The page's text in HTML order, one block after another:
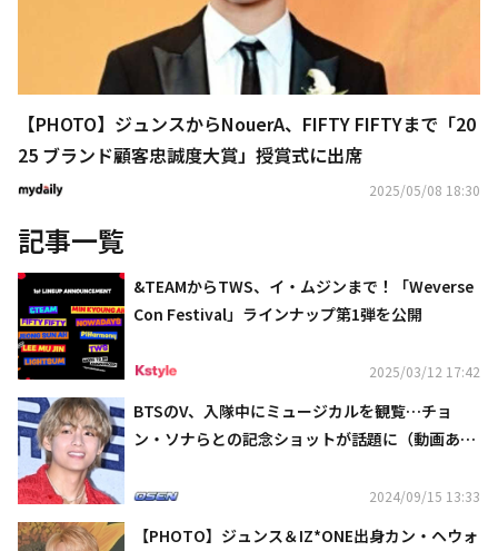
【PHOTO】ジュンスからNouerA、FIFTY FIFTYまで「20
25 ブランド顧客忠誠度大賞」授賞式に出席
2025/05/08 18:30
記事一覧
&TEAMからTWS、イ・ムジンまで！「Weverse
Con Festival」ラインナップ第1弾を公開
2025/03/12 17:42
BTSのV、入隊中にミュージカルを観覧…チョ
ン・ソナらとの記念ショットが話題に（動画あ
2024/09/15 13:33
【PHOTO】ジュンス＆IZ*ONE出身カン・ヘウォ